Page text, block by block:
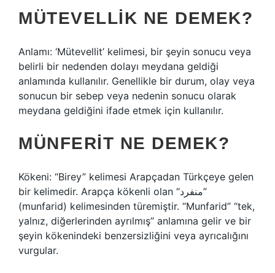
MÜTEVELLIK NE DEMEK?
Anlamı: ‘Mütevellit’ kelimesi, bir şeyin sonucu veya
belirli bir nedenden dolayı meydana geldiği
anlamında kullanılır. Genellikle bir durum, olay veya
sonucun bir sebep veya nedenin sonucu olarak
meydana geldiğini ifade etmek için kullanılır.
MÜNFERIT NE DEMEK?
Kökeni: “Birey” kelimesi Arapçadan Türkçeye gelen
bir kelimedir. Arapça kökenli olan “منفرد”
(munfarid) kelimesinden türemiştir. “Munfarid” “tek,
yalnız, diğerlerinden ayrılmış” anlamına gelir ve bir
şeyin kökenindeki benzersizliğini veya ayrıcalığını
vurgular.